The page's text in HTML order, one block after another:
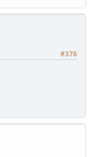
#376